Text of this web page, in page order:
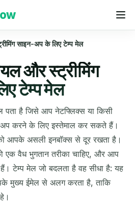
साइन-अप के लिए टेम्प मेल
और स्ट्रीमिंग
टेम्प मेल
पता है जिसे आप नेटफ्लिक्स या किसी
अप करने के लिए इस्तेमाल कर सकते हैं।
आपके असली इनबॉक्स से दूर रखता है।
एक वैध भुगतान तरीका चाहिए, और आप
टेम्प मेल जो बदलता है वह सीधा है: यह
मुख्य ईमेल से अलग करता है, ताकि